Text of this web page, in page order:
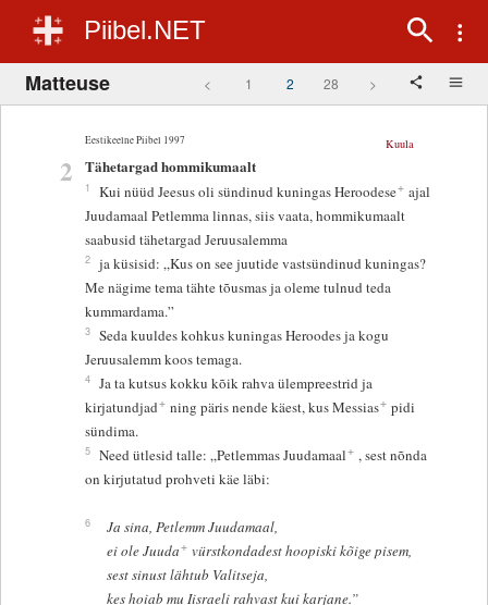
Piibel.NET
Matteuse < 1 2 28 >
Eestikeelne Piibel 1997
2
Kuula
Tähetargad hommikumaalt
1 Kui nüüd Jeesus oli sündinud kuningas Heroodese+ ajal
Juudamaal Petlemma linnas, siis vaata, hommikumaalt
saabusid tähetargad Jeruusalemma
2 ja küsisid: „Kus on see juutide vastsündinud kuningas?
Me nägime tema tähte tõusmas ja oleme tulnud teda
kummardama.”
3 Seda kuuldes kohkus kuningas Heroodes ja kogu
Jeruusalemm koos temaga.
4 Ja ta kutsus kokku kõik rahva ülempreestrid ja
kirjatundjad+ ning päris nende käest, kus Messias+ pidi
sündima.
5 Need ütlesid talle: „Petlemmas Juudamaal+ , sest nõnda
on kirjutatud prohveti käe läbi:
6
Ja sina, Petlemm Juudamaal,
ei ole Juuda+vürstkondadest hoopiski kõige pisem,
sest sinust lähtub Valitseja,
kes hoiab mu Iisraeli rahvast kui karjane.”